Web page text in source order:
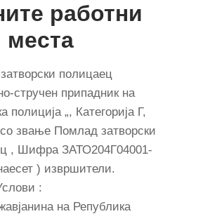
работни
места
полицаец
стручен припадник на
полиција „, Категорија Г,
звање Помлад затворски
, Шифра ЗАТО204Г04001-
) извршители.
:
на Република